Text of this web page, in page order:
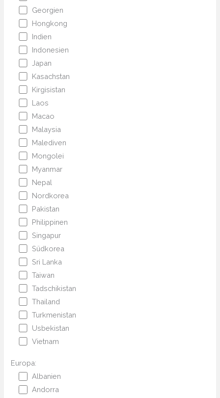
Georgien
Hongkong
Indien
Indonesien
Japan
Kasachstan
Kirgisistan
Laos
Macao
Malaysia
Malediven
Mongolei
Myanmar
Nepal
Nordkorea
Pakistan
Philippinen
Singapur
Südkorea
Sri Lanka
Taiwan
Tadschikistan
Thailand
Turkmenistan
Usbekistan
Vietnam
Europa:
Albanien
Andorra